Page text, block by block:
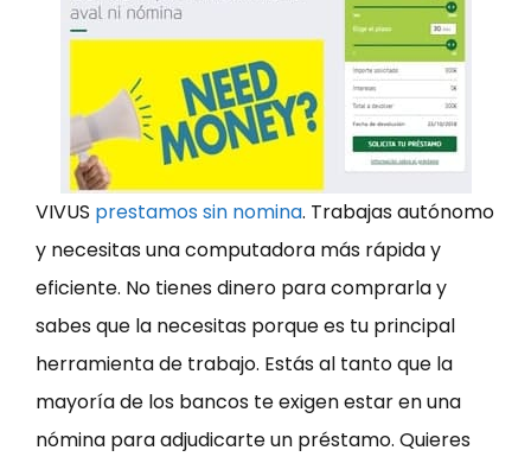
VIVUS prestamos sin nomina. Trabajas autónomo
y necesitas una computadora más rápida y
eficiente. No tienes dinero para comprarla y
sabes que la necesitas porque es tu principal
herramienta de trabajo. Estás al tanto que la
mayoría de los bancos te exigen estar en una
nómina para adjudicarte un préstamo. Quieres